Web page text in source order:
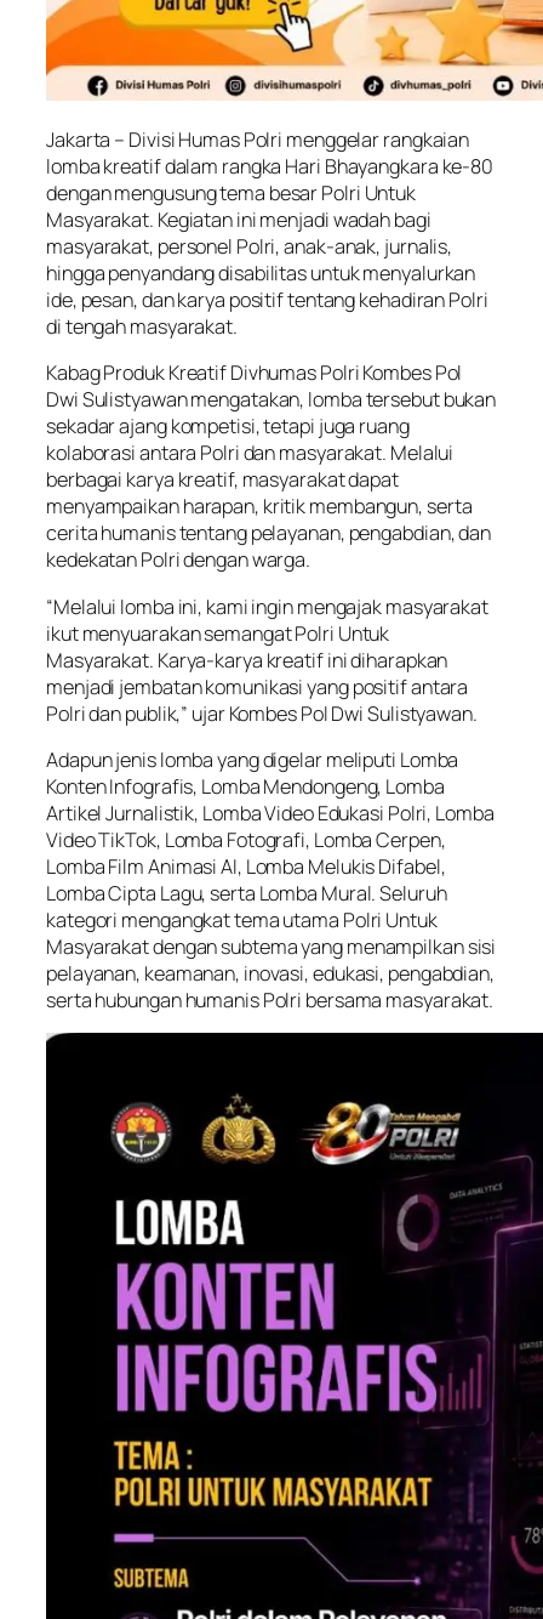
Jakarta – Divisi Humas Polri menggelar rangkaian
lomba kreatif dalam rangka Hari Bhayangkara ke-80
dengan mengusung tema besar Polri Untuk
Masyarakat. Kegiatan ini menjadi wadah bagi
masyarakat, personel Polri, anak-anak, jurnalis,
hingga penyandang disabilitas untuk menyalurkan
ide, pesan, dan karya positif tentang kehadiran Polri
di tengah masyarakat.
Kabag Produk Kreatif Divhumas Polri Kombes Pol
Dwi Sulistyawan mengatakan, lomba tersebut bukan
sekadar ajang kompetisi, tetapi juga ruang
kolaborasi antara Polri dan masyarakat. Melalui
berbagai karya kreatif, masyarakat dapat
menyampaikan harapan, kritik membangun, serta
cerita humanis tentang pelayanan, pengabdian, dan
kedekatan Polri dengan warga.
“Melalui lomba ini, kami ingin mengajak masyarakat
ikut menyuarakan semangat Polri Untuk
Masyarakat. Karya-karya kreatif ini diharapkan
menjadi jembatan komunikasi yang positif antara
Polri dan publik,” ujar Kombes Pol Dwi Sulistyawan.
Adapun jenis lomba yang digelar meliputi Lomba
Konten Infografis, Lomba Mendongeng, Lomba
Artikel Jurnalistik, Lomba Video Edukasi Polri, Lomba
Video TikTok, Lomba Fotografi, Lomba Cerpen,
Lomba Film Animasi AI, Lomba Melukis Difabel,
Lomba Cipta Lagu, serta Lomba Mural. Seluruh
kategori mengangkat tema utama Polri Untuk
Masyarakat dengan subtema yang menampilkan sisi
pelayanan, keamanan, inovasi, edukasi, pengabdian,
serta hubungan humanis Polri bersama masyarakat.